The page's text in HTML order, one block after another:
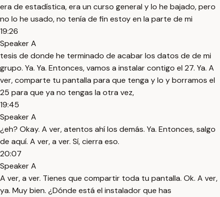
era de estadística, era un curso general y lo he bajado, pero
no lo he usado, no tenía de fin estoy en la parte de mi
19:26
Speaker A
tesis de donde he terminado de acabar los datos de de mi
grupo. Ya. Ya. Entonces, vamos a instalar contigo el 27. Ya. A
ver, comparte tu pantalla para que tenga y lo y borramos el
25 para que ya no tengas la otra vez,
19:45
Speaker A
¿eh? Okay. A ver, atentos ahí los demás. Ya. Entonces, salgo
de aquí. A ver, a ver. Sí, cierra eso.
20:07
Speaker A
A ver, a ver. Tienes que compartir toda tu pantalla. Ok. A ver,
ya. Muy bien. ¿Dónde está el instalador que has